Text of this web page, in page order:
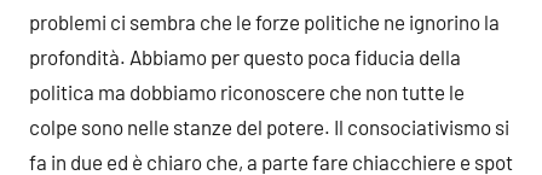
problemi ci sembra che le forze politiche ne ignorino la
profondità. Abbiamo per questo poca fiducia della
politica ma dobbiamo riconoscere che non tutte le
colpe sono nelle stanze del potere. Il consociativismo si
fa in due ed è chiaro che, a parte fare chiacchiere e spot